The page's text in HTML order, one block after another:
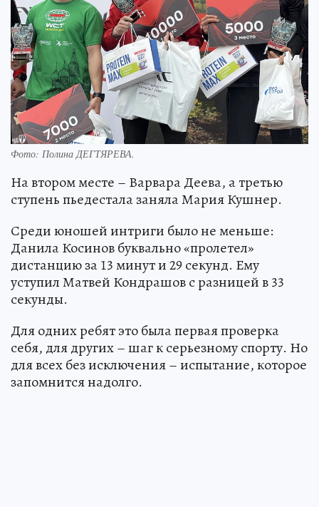
Фото: Полина ДЕГТЯРЕВА.
На втором месте – Варвара Деева, а третью
ступень пьедестала заняла Мария Кушнер.
Среди юношей интриги было не меньше:
Данила Косинов буквально «пролетел»
дистанцию за 13 минут и 29 секунд. Ему
уступил Матвей Кондрашов с разницей в 33
секунды.
Для одних ребят это была первая проверка
себя, для других – шаг к серьезному спорту. Но
для всех без исключения – испытание, которое
запомнится надолго.